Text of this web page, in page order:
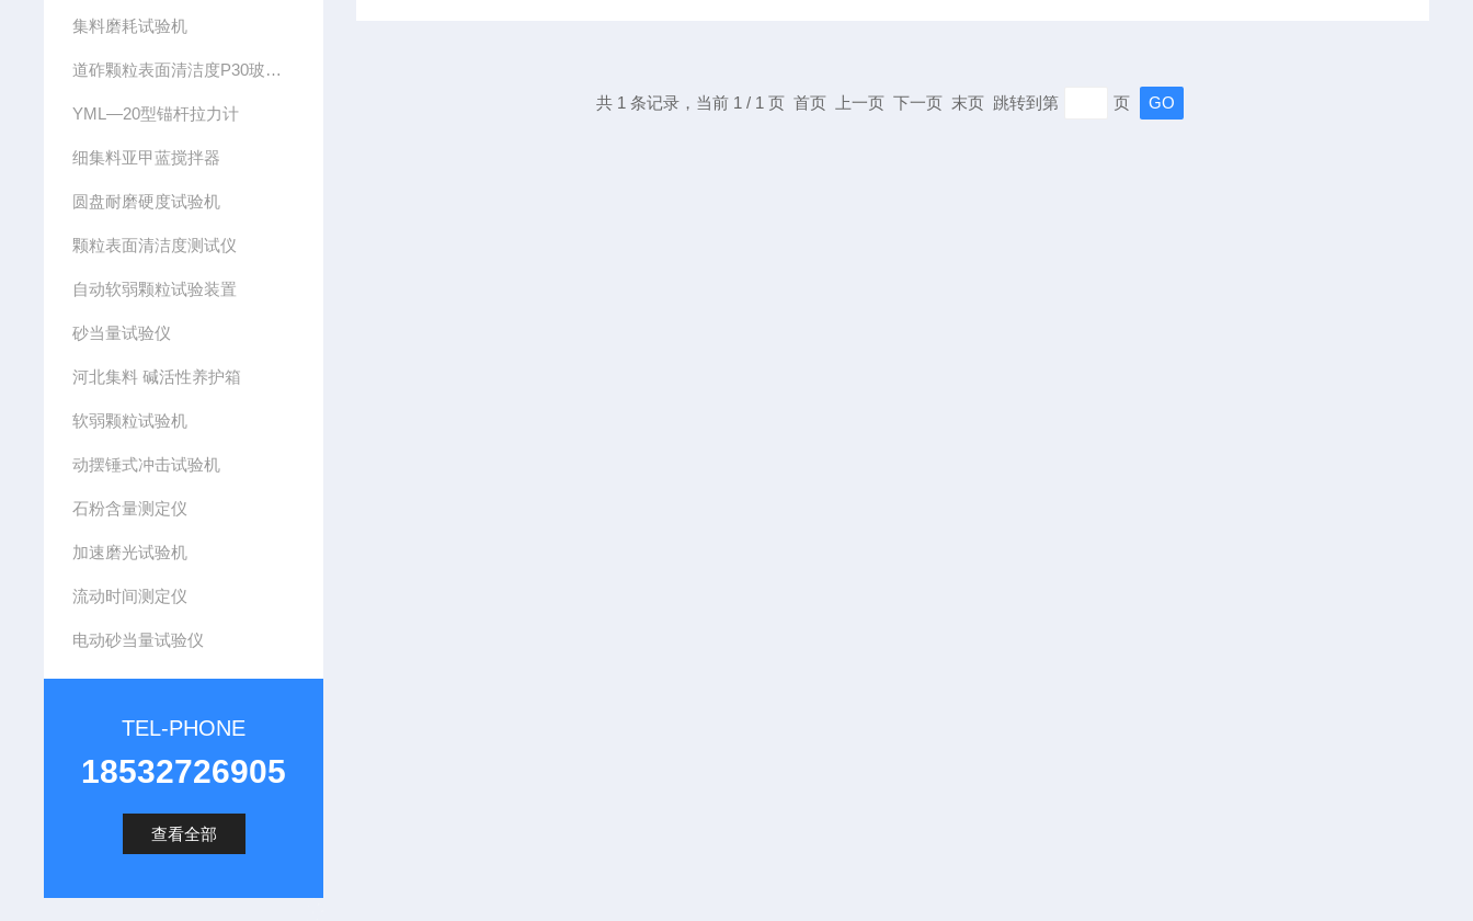
集料磨耗试验机
道砟颗粒表面清洁度P30玻璃过滤器
YML—20型锚杆拉力计
细集料亚甲蓝搅拌器
圆盘耐磨硬度试验机
颗粒表面清洁度测试仪
自动软弱颗粒试验装置
砂当量试验仪
河北集料 碱活性养护箱
软弱颗粒试验机
动摆锤式冲击试验机
石粉含量测定仪
加速磨光试验机
流动时间测定仪
电动砂当量试验仪
TEL-PHONE
18532726905
查看全部
共 1 条记录，当前 1 / 1 页 首页 上一页 下一页 末页 跳转到第 页